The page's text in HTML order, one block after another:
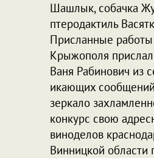
Шашлык, собачка
птеродактиль
Присланные
Крыжополя прислал
Ваня Рабинович из
икающих
зеркало
конкурс свою
виноделов
Винницкой области